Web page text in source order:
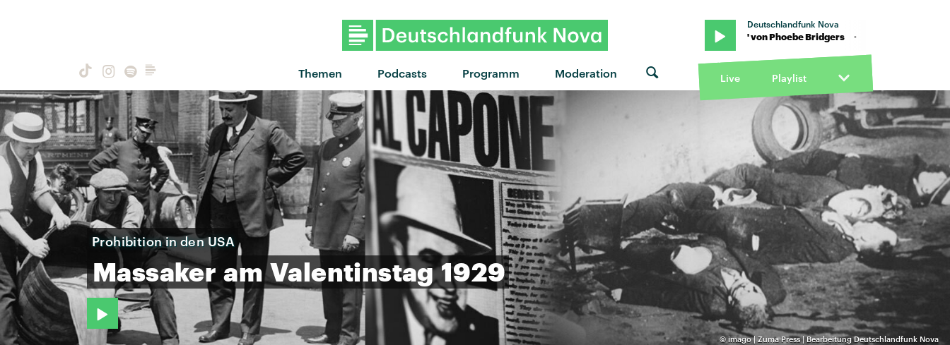
Themen Podcasts Programm Moderation
Deutschlandfunk Nova
"Lost Boys" von Phoebe Bridgers · "Lost Boys" von Phoebe Bridgers · "Lost Boys" von Phoebe
Live Playlist
©imago | Zuma Press | Bearbeitung Deutschlandfunk Nova
Prohibition in den USA
Massaker am Valentinstag 1929